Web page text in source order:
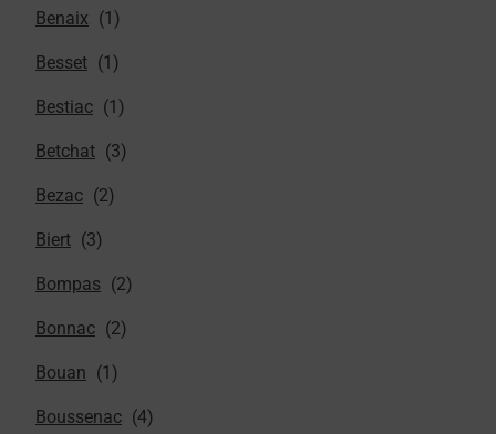
Benaix
Besset
Bestiac
Betchat
Bezac
Biert
Bompas
Bonnac
Bouan
Boussenac